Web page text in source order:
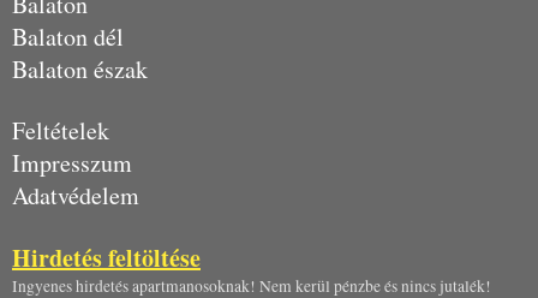
Balaton dél
Balaton észak
Feltételek
Impresszum
Adatvédelem
Hirdetés feltöltése
Ingyenes hirdetés apartmanosoknak! Nem kerül pénzbe és nincs jutalék!